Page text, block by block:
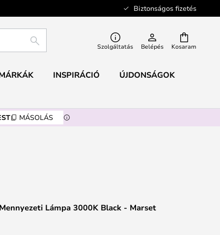
Biztonságos fizetés
Kosaram
KERESÉS Szolgáltatás Belépés
INSPIRÁCIÓ ÚJDONSÁGOK
MÁSOLÁS
Lámpa 3000K Black - Marset